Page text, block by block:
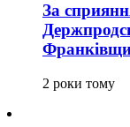
За
2 роки тому